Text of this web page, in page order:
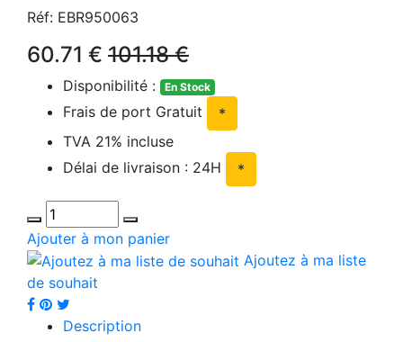
Réf: EBR950063
60.71 € 101.18 €
Disponibilité : En Stock
Frais de port Gratuit
*
TVA 21% incluse
Délai de livraison : 24H
*
Ajouter à mon panier
Ajoutez à ma liste
de souhait
Description